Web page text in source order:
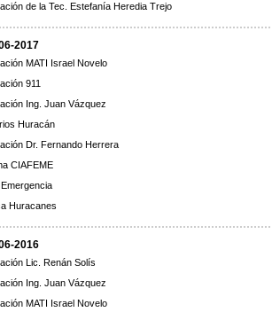
de la Tec. Estefanía Heredia Trejo
2017
MATI Israel Novelo
911
Ing. Juan Vázquez
Huracán
Dr. Fernando Herrera
CIAFEME
Huracanes
2016
Lic. Renán Solís
Ing. Juan Vázquez
MATI Israel Novelo